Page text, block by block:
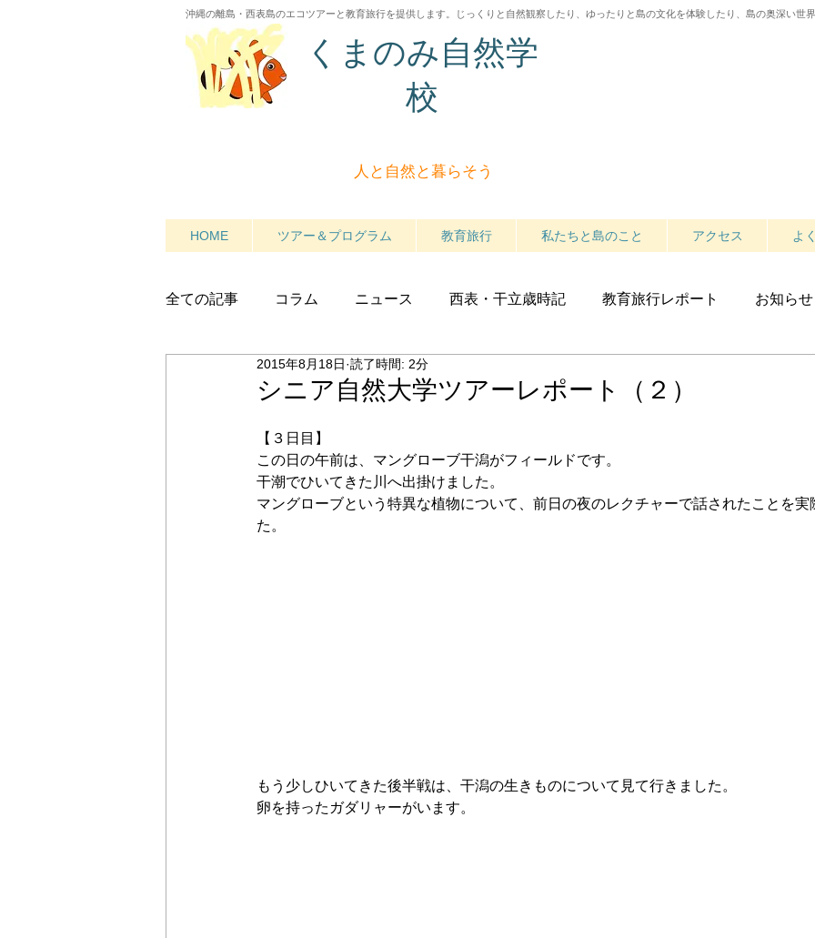
沖縄の離島・西表島のエコツアーと教育旅行を提供します。じっくりと自然観察したり、ゆったりと島の文化を体験したり 、島の奥深い世
くまのみ自然学
校
人と自然と暮らそう
HOME ツアー＆プログラム 教育旅行 私たちと島のこと アクセス よ
全ての記事 コラム ニュース 西表・干立歳時記 教育旅行レポート お知らせ
シニア自然大学ツアーレポート（２）
2015年8月18日 読了時間: 2分
【３日目】
この日の午前は、マングローブ干潟がフィールドです。
干潮でひいてきた川へ出掛けました。
マングローブという特異な植物について、前日の夜のレクチャーで話されたことを実
た。
もう少しひいてきた後半戦は、干潟の生きものについて見て行きました。
卵を持ったガダリャーがいます。